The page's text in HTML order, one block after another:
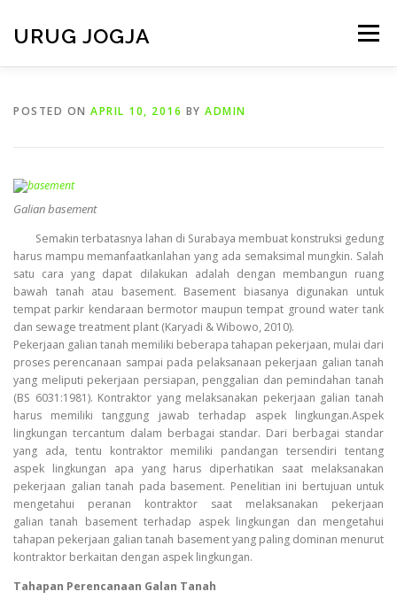
content
URUG JOGJA Menu
CONTACT
POSTED ON APRIL 10, 2016 BY ADMIN
Galian basement
Semakin terbatasnya lahan di Surabaya membuat konstruksi gedung
harus mampu memanfaatkanlahan yang ada semaksimal mungkin. Salah
satu cara yang dapat dilakukan adalah dengan membangun ruang
bawah tanah atau basement. Basement biasanya digunakan untuk
tempat parkir kendaraan bermotor maupun tempat ground water tank
dan sewage treatment plant (Karyadi & Wibowo, 2010).
Pekerjaan galian tanah memiliki beberapa tahapan pekerjaan, mulai dari
proses perencanaan sampai pada pelaksanaan pekerjaan galian tanah
yang meliputi pekerjaan persiapan, penggalian dan pemindahan tanah
(BS 6031:1981). Kontraktor yang melaksanakan pekerjaan galian tanah
harus memiliki tanggung jawab terhadap aspek lingkungan.Aspek
lingkungan tercantum dalam berbagai standar. Dari berbagai standar
yang ada, tentu kontraktor memiliki pandangan tersendiri tentang
aspek lingkungan apa yang harus diperhatikan saat melaksanakan
pekerjaan galian tanah pada basement. Penelitian ini bertujuan untuk
mengetahui peranan kontraktor saat melaksanakan pekerjaan
galian tanah basement terhadap aspek lingkungan dan mengetahui
tahapan pekerjaan galian tanah basement yang paling dominan menurut
kontraktor berkaitan dengan aspek lingkungan.
Tahapan Perencanaan Galan Tanah